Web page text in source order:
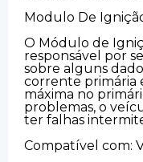
Modulo De Ignição
O Módulo de
responsável por
sobre alguns
corrente primária
máxima no
problemas, o
ter falhas
Compatível com: